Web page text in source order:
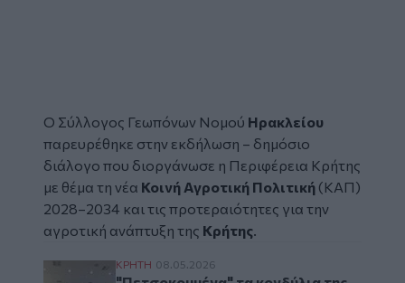
Ο Σύλλογος Γεωπόνων Νομού Ηρακλείου
παρευρέθηκε στην εκδήλωση – δημόσιο
διάλογο που διοργάνωσε η Περιφέρεια Κρήτης
με θέμα τη νέα Κοινή Αγροτική Πολιτική (ΚΑΠ)
2028–2034 και τις προτεραιότητες για την
αγροτική ανάπτυξη της Κρήτης.
"Πετσοκομμένα" τα κονδύλια της νέας
ΚΡΗΤΗ 08.05.2026